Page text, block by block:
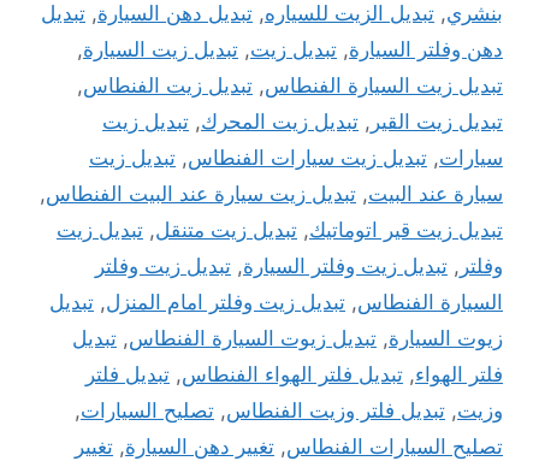
بنشري, تبديل الزيت للسياره, تبديل دهن السيارة, تبديل
دهن وفلتر السيارة, تبديل زيت, تبديل زيت السيارة,
تبديل زيت السيارة الفنطاس, تبديل زيت الفنطاس,
تبديل زيت القير , تبديل زيت المحرك, تبديل زيت
سيارات, تبديل زيت سيارات الفنطاس, تبديل زيت
سيارة عند البيت, تبديل زيت سيارة عند البيت الفنطاس,
تبديل زيت قير اتوماتيك, تبديل زيت متنقل, تبديل زيت
وفلتر , تبديل زيت وفلتر السيارة, تبديل زيت وفلتر
السيارة الفنطاس, تبديل زيت وفلتر امام المنزل, تبديل
زيوت السيارة, تبديل زيوت السيارة الفنطاس, تبديل
فلتر الهواء, تبديل فلتر الهواء الفنطاس, تبديل فلتر
وزيت, تبديل فلتر وزيت الفنطاس, تصليح السيارات,
تصليح السيارات الفنطاس, تغيير دهن السيارة, تغيير